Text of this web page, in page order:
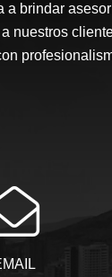
a brindar
nuestros